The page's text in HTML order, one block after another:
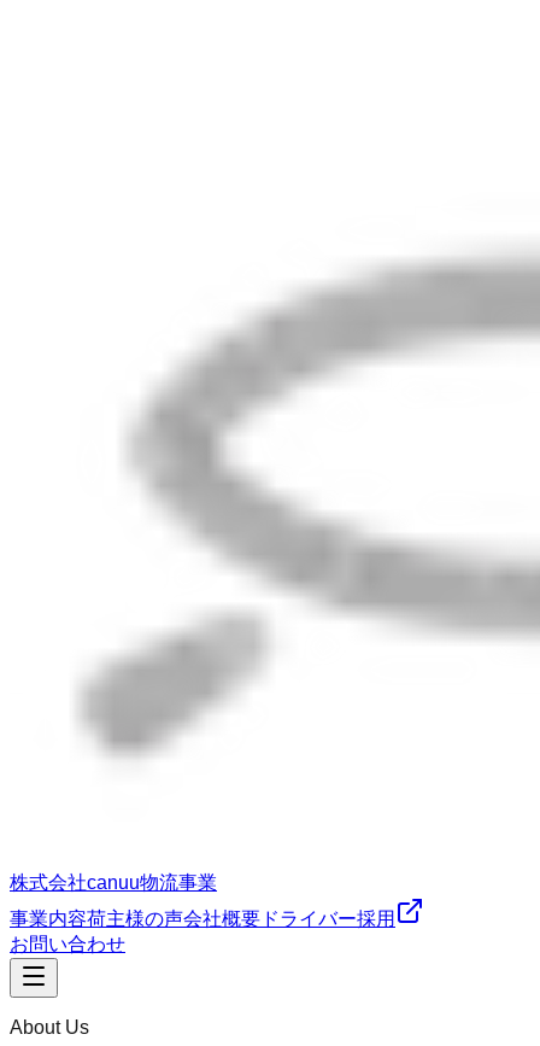
株式会社canuu物流事業
事業内容荷主様の声会社概要 ドライバー採用
お問い合わせ
About Us